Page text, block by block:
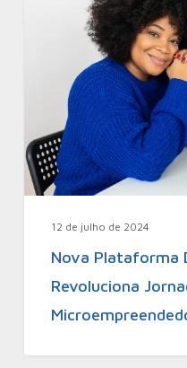
12 de julho de 2024
Nova Plataforma
Revoluciona